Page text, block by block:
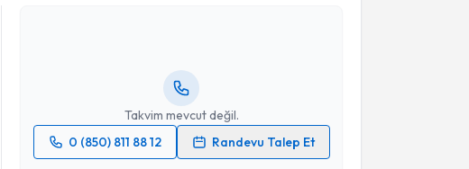
Takvim mevcut değil.
0 (850) 811 88 12
Randevu Talep Et
Op. Dr. Sedat Ocak